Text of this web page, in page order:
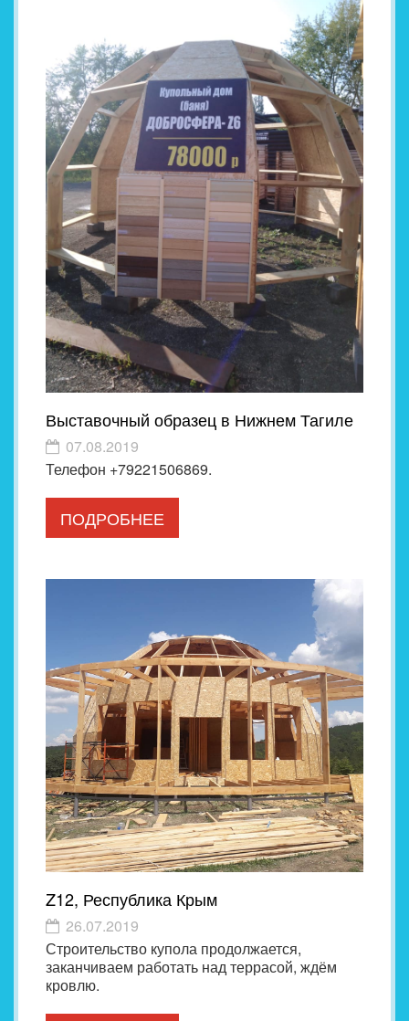
Выставочный образец в Нижнем Тагиле
07.08.2019
Телефон +79221506869.
ПОДРОБНЕЕ
Z12, Республика Крым
26.07.2019
Строительство купола продолжается,
заканчиваем работать над террасой, ждём
кровлю.